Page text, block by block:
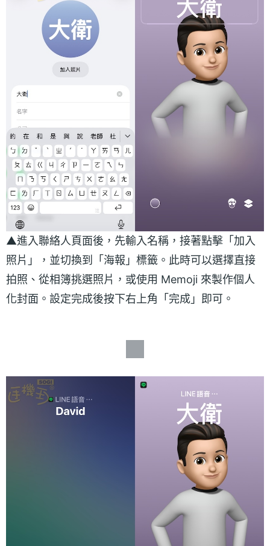
▲進入聯絡人頁面後，先輸入名稱，接著點擊「加入
照片」，並切換到「海報」標籤。此時可以選擇直接
拍照、從相簿挑選照片，或使用 Memoji 來製作個人
化封面。設定完成後按下右上角「完成」即可。